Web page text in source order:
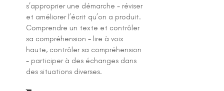
s’approprier une démarche - réviser
et améliorer l’écrit qu’on a produit.
Comprendre un texte et contrôler
sa compréhension - lire à voix
haute, contrôler sa compréhension
- participer à des échanges dans
des situations diverses.